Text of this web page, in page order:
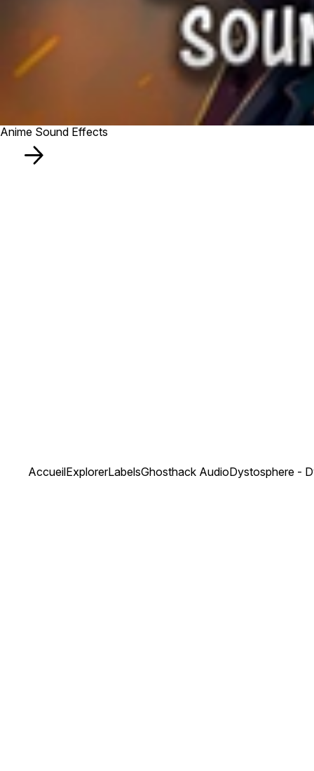
Anime Sound Effects
AccueilExplorerLabelsGhosthack AudioDystosphere -